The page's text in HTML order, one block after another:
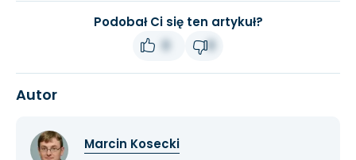
Podobał Ci się ten artykuł?
Autor
Marcin Kosecki